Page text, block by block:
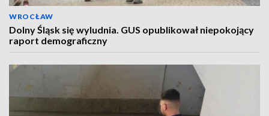
WROCŁAW
Dolny Śląsk się wyludnia. GUS opublikował niepokojący
raport demograficzny